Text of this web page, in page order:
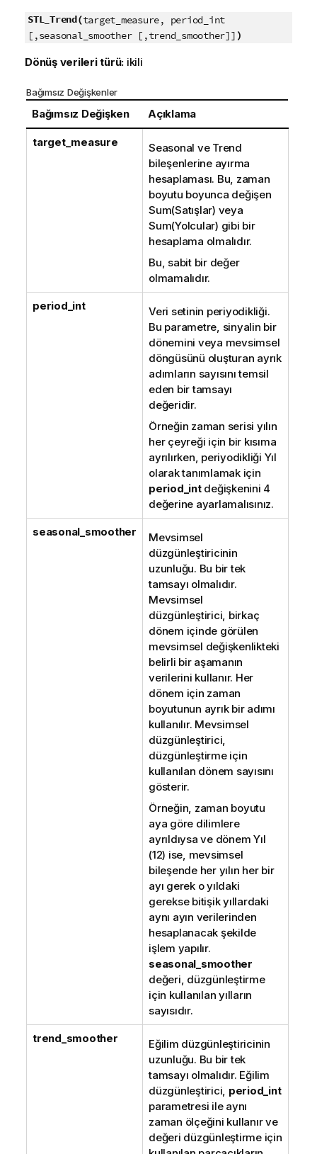
STL_Trend(target_measure, period_int
[,seasonal_smoother [,trend_smoother]] )
Dönüş verileri türü: ikili
Bağımsız Değişkenler
Bağımsız Değişken Açıklama
target_measure
Seasonal ve Trend
bileşenlerine ayırma
hesaplaması. Bu, zaman
boyutu boyunca değişen
Sum(Satışlar) veya
Sum(Yolcular) gibi bir
hesaplama olmalıdır.
Bu, sabit bir değer
olmamalıdır.
period_int
Veri setinin periyodikliği.
Bu parametre, sinyalin bir
dönemini veya mevsimsel
döngüsünü oluşturan ayrık
adımların sayısını temsil
eden bir tamsayı
değeridir.
Örneğin zaman serisi yılın
her çeyreği için bir kısıma
ayrılırken, periyodikliği Yıl
olarak tanımlamak için
period_intdeğişkenini 4
değerine ayarlamalısınız.
seasonal_smoother
Mevsimsel
düzgünleştiricinin
uzunluğu. Bu bir tek
tamsayı olmalıdır.
Mevsimsel
düzgünleştirici, birkaç
dönem içinde görülen
mevsimsel değişkenlikteki
belirli bir aşamanın
verilerini kullanır. Her
dönem için zaman
boyutunun ayrık bir adımı
kullanılır. Mevsimsel
düzgünleştirici,
düzgünleştirme için
kullanılan dönem sayısını
gösterir.
Örneğin, zaman boyutu
aya göre dilimlere
ayrıldıysa ve dönem Yıl
(12) ise, mevsimsel
bileşende her yılın her bir
ayı gerek o yıldaki
gerekse bitişik yıllardaki
aynı ayın verilerinden
hesaplanacak şekilde
işlem yapılır.
seasonal_smoother
değeri, düzgünleştirme
için kullanılan yılların
sayısıdır.
trend_smoother
Eğilim düzgünleştiricinin
uzunluğu. Bu bir tek
tamsayı olmalıdır. Eğilim
düzgünleştirici, period_int
parametresi ile aynı
zaman ölçeğini kullanır ve
değeri düzgünleştirme için